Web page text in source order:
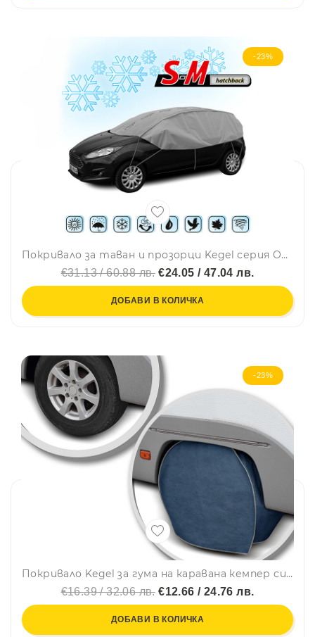
-23%
Покривало за таван и прозорци Kegel серия Optimal размер S-M сиво за хечбек 255-275cm.
€31.13 / 60.88 лв.€24.05 / 47.04 лв.
ДОБАВИ В КОЛИЧКА
-23%
Покривало Kegel за гума на каравана кемпер син цвят Серия Mobile
€16.39 / 32.06 лв.€12.66 / 24.76 лв.
ДОБАВИ В КОЛИЧКА